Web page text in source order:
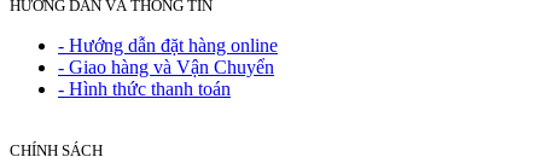
HƯỚNG DẪN VÀ THÔNG TIN
- Hướng dẫn đặt hàng online
- Giao hàng và Vận Chuyển
- Hình thức thanh toán
CHÍNH SÁCH